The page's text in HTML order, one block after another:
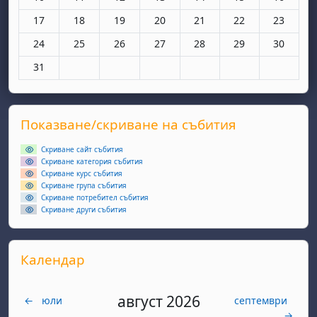
Няма събития, понеделник, 17 март
17 Няма събития, вторник, 18 март
18 Няма събития, сряда, 19 март
19 Няма събития, четвъртък, 20
20 Няма събития, петък, 21
21 Няма събития,
22 Няма
23
Няма събития, понеделник, 24 март
24 Няма събития, вторник, 25 март
25 Няма събития, сряда, 26 март
26 Няма събития, четвъртък, 27
27 Няма събития, петък, 28
28 Няма събития,
29 Няма
30
Няма събития, понеделник, 31 март
31
Supplementary blocks
Прескочи Показване/скриване на събития
Показване/скриване на събития
Скриване сайт събития
Скриване категория събития
Скриване курс събития
Скриване група събития
Скриване потребител събития
Скриване други събития
Прескочи Календар
Календар
← юли август 2026
септември